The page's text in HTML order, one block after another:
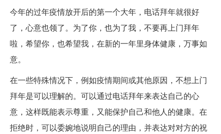
今年的过年疫情放开后的第一个大年，电话拜年就很好
了，心意也领了。为了你，也为了我，不要再上门拜年
啦，希望你，也希望我，在新的一年里身体健康，万事如
意。
在一些特殊情况下，例如疫情期间或其他原因，不想上门
拜年是可以理解的。可以通过电话拜年来表达自己的心
意，这样既能表示尊重，又能保护自己和他人的健康。在
拒绝时，可以委婉地说明自己的理由，并表达对对方的祝